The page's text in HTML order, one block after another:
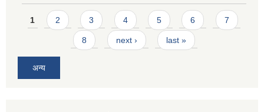
Pages
1 2 3 4 5 6 7
8 next › last »
अन्य